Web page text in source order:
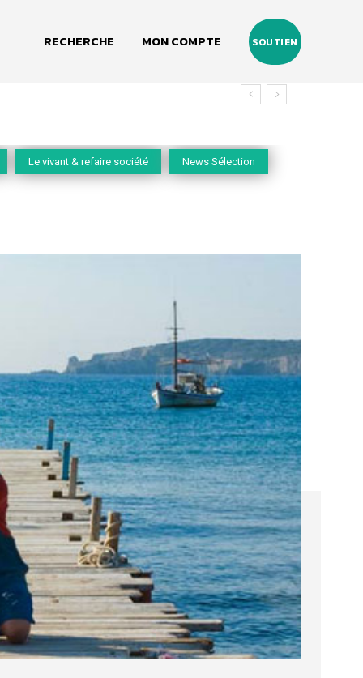
RECHERCHE MON COMPTE SOUTIEN
Le vivant & refaire société News Sélection